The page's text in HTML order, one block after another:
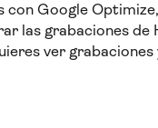
con Google Optimize,
las grabaciones
ver